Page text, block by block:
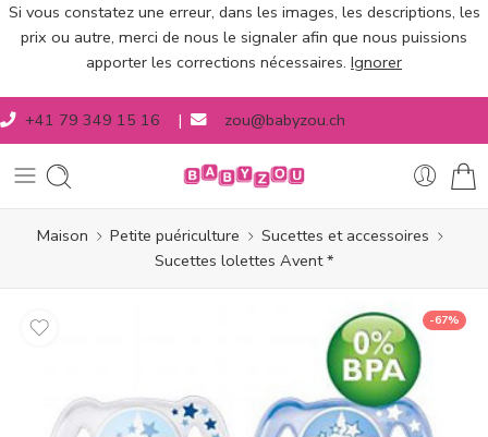
Si vous constatez une erreur, dans les images, les descriptions, les
prix ou autre, merci de nous le signaler afin que nous puissions
apporter les corrections nécessaires. Ignorer
+41 79 349 15 16 | zou@babyzou.ch
Maison Petite puériculture
Sucettes et accessoires
Sucettes lolettes Avent *
-67%